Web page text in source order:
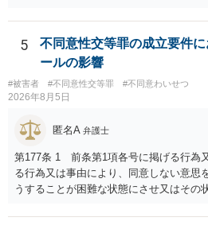
分かりません。 また、拒絶困難であっ
者様に認識がなければ、「故意」がな
ます。 相談者様はあくまで「アルコール
のではないでしょうか？（同意してたよ
だけになりかねません。） そのため、現
きることはないとなります。これで回答
5
不同意性交等罪の成立要件
ールの影響
#被害者 #不同意性交等罪 #不同意わいせつ
2026年8月5日
匿名A 弁護士
第177条 1 前条第1項各号に掲げる行為
る行為又は事由により、同意しない意思
うすることが困難な状態にさせ又はその
く。）若しくは物を挿入する行為であっ